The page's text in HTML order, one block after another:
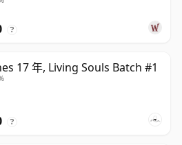
?
17 年, Living Souls Batch #1
?